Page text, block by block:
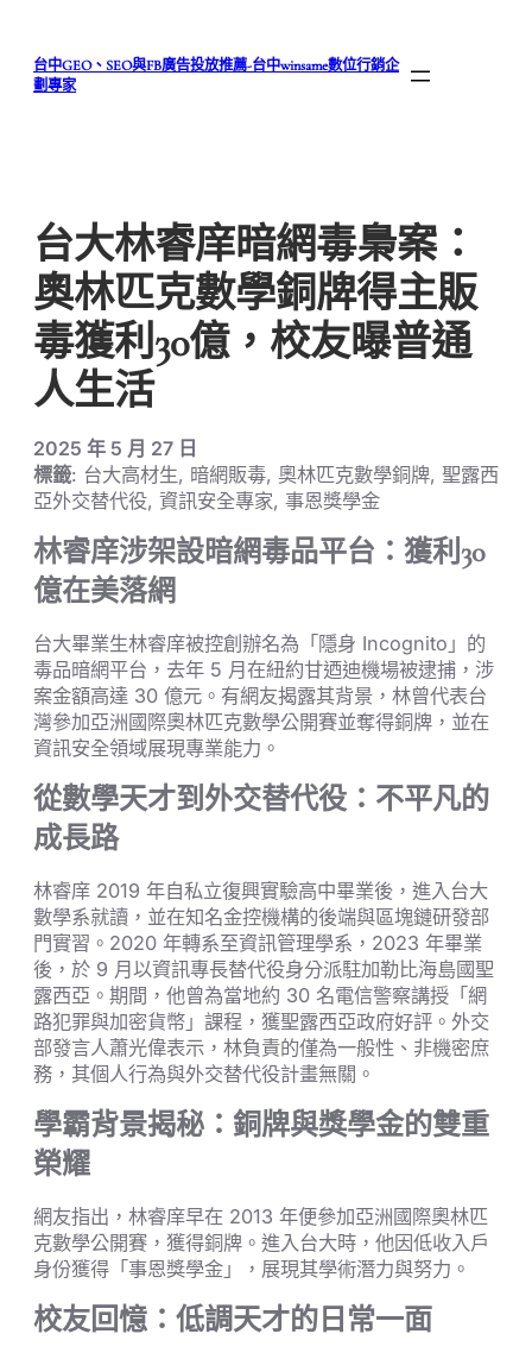
台中GEO、SEO與FB廣告投放推薦-台中winsame數位行銷企
劃專家
台大林睿庠暗網毒梟案：
奧林匹克數學銅牌得主販
毒獲利30億，校友曝普通
人生活
2025 年 5 月 27 日
標籤: 台大高材生, 暗網販毒, 奧林匹克數學銅牌, 聖露西
亞外交替代役, 資訊安全專家, 事恩獎學金
林睿庠涉架設暗網毒品平台：獲利30
億在美落網
台大畢業生林睿庠被控創辦名為「隱身 Incognito」的
毒品暗網平台，去年 5 月在紐約甘迺迪機場被逮捕，涉
案金額高達 30 億元。有網友揭露其背景，林曾代表台
灣參加亞洲國際奧林匹克數學公開賽並奪得銅牌，並在
資訊安全領域展現專業能力。
從數學天才到外交替代役：不平凡的
成長路
林睿庠 2019 年自私立復興實驗高中畢業後，進入台大
數學系就讀，並在知名金控機構的後端與區塊鏈研發部
門實習。2020 年轉系至資訊管理學系，2023 年畢業
後，於 9 月以資訊專長替代役身分派駐加勒比海島國聖
露西亞。期間，他曾為當地約 30 名電信警察講授「網
路犯罪與加密貨幣」課程，獲聖露西亞政府好評。外交
部發言人蕭光偉表示，林負責的僅為一般性、非機密庶
務，其個人行為與外交替代役計畫無關。
學霸背景揭秘：銅牌與獎學金的雙重
榮耀
網友指出，林睿庠早在 2013 年便參加亞洲國際奧林匹
克數學公開賽，獲得銅牌。進入台大時，他因低收入戶
身份獲得「事恩獎學金」，展現其學術潛力與努力。
校友回憶：低調天才的日常一面